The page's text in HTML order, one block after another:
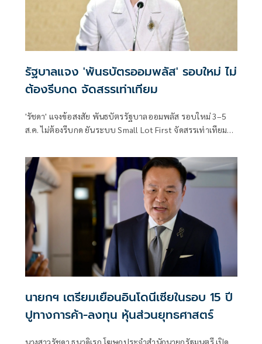
รัฐบาลแจง 'พันธบัตรออมพลัส' รอบใหม่ ไม่
ต้องรีบกด จัดสรรเท่าเทียม
'รัชดา' แจงข้อสงสัย พันธบัตรรัฐบาลออมพลัส รอบใหม่ 3–5
ส.ค. ไม่ต้องรีบกด ยันระบบ Small Lot First จัดสรรเท่าเทียม
นายกฯ เตรียมเยือนอินโดนีเซียในรอบ 15 ปี
ปูทางการค้า-ลงทุน หุ้นส่วนยุทธศาสตร์
นางสาวรัชดา ธนาดิเรก โฆษกประจำสำนักนายกรัฐมนตรี เปิด